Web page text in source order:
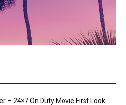
– 24×7 On Duty Movie First Look